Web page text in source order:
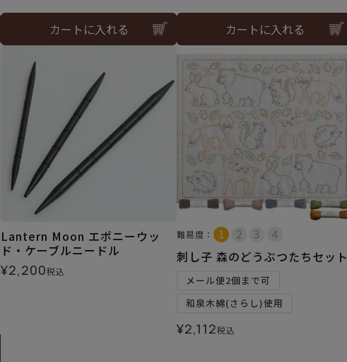
カートに入れる カートに入れる
Lantern Moon エポニーウッ
ド・ケーブルニードル
¥2,200税込
難易度：
刺し子 森のどうぶつたちセット
メール便2個まで可
和泉木綿(さらし)使用
¥2,112税込